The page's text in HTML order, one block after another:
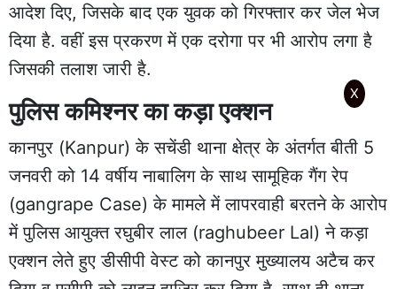
आदेश दिए, जिसके बाद एक युवक को गिरफ्तार कर जेल भेज
दिया है. वहीं इस प्रकरण में एक दरोगा पर भी आरोप लगा है
जिसकी तलाश जारी है.
पुलिस कमिश्नर का कड़ा एक्शन
कानपुर (Kanpur) के सचेंडी थाना क्षेत्र के अंतर्गत बीती 5
जनवरी को 14 वर्षीय नाबालिग के साथ सामूहिक गैंग रेप
(gangrape Case) के मामले में लापरवाही बरतने के आरोप
में पुलिस आयुक्त रघुबीर लाल (raghubeer Lal) ने कड़ा
एक्शन लेते हुए डीसीपी वेस्ट को कानपुर मुख्यालय अटैच कर
X